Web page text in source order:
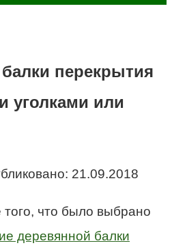
перекрытия
уголками или
21.09.2018
того, что было выбрано
деревянной балки